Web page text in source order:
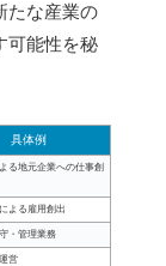
たな産業の
可能性を秘
具体例
る地元企業への仕事創
よる雇用創出
・管理業務
営